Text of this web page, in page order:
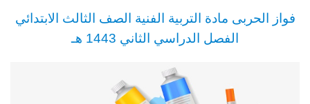
فواز الحربى مادة التربية الفنية الصف الثالث الابتدائي
الفصل الدراسي الثاني 1443 هـ